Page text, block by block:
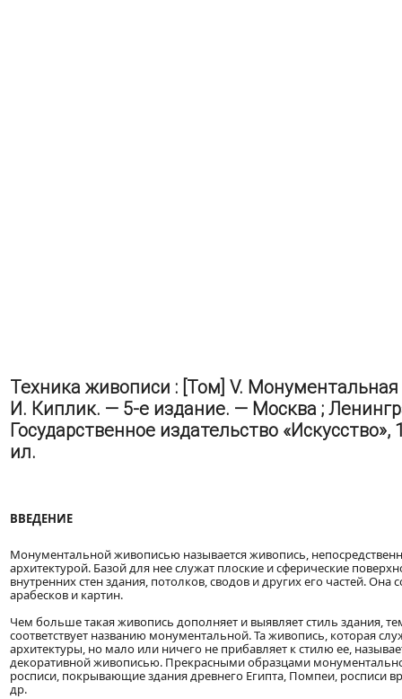
Техника живописи : [Том] V.
И. Киплик. — 5-е издание. — Москва ;
Государственное издательство «Искусство»,
ил.
ВВЕДЕНИЕ
Монументальной живописью называется живопись,
архитектурой. Базой для нее служат плоские и сферические
внутренних стен здания, потолков, сводов и других его частей. Она
арабесков и картин.
Чем больше такая живопись дополняет и выявляет стиль здания,
соответствует названию монументальной. Та живопись, которая
архитектуры, но мало или ничего не прибавляет к стилю ее,
декоративной живописью. Прекрасными образцами
росписи, покрывающие здания древнего Египта, Помпеи, росписи
др.